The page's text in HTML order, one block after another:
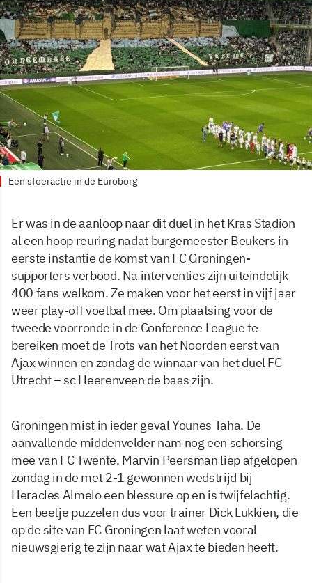
Een sfeeractie in de Euroborg
Er was in de aanloop naar dit duel in het Kras Stadion
al een hoop reuring nadat burgemeester Beukers in
eerste instantie de komst van FC Groningen-
supporters verbood. Na interventies zijn uiteindelijk
400 fans welkom. Ze maken voor het eerst in vijf jaar
weer play-off voetbal mee. Om plaatsing voor de
tweede voorronde in de Conference League te
bereiken moet de Trots van het Noorden eerst van
Ajax winnen en zondag de winnaar van het duel FC
Utrecht – sc Heerenveen de baas zijn.
Groningen mist in ieder geval Younes Taha. De
aanvallende middenvelder nam nog een schorsing
mee van FC Twente. Marvin Peersman liep afgelopen
zondag in de met 2-1 gewonnen wedstrijd bij
Heracles Almelo een blessure op en is twijfelachtig.
Een beetje puzzelen dus voor trainer Dick Lukkien, die
op de site van FC Groningen laat weten vooral
nieuwsgierig te zijn naar wat Ajax te bieden heeft.